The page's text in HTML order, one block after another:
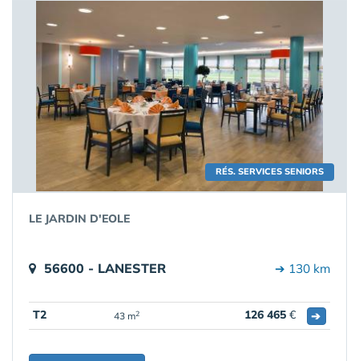
RÉS. SERVICES SENIORS
LE JARDIN D'EOLE
56600 - LANESTER ➔ 130 km
T2 43 m2 126 465 € ➔